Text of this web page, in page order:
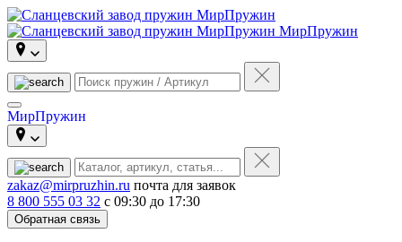
МирПружин
МирПружин
zakaz@mirpruzhin.ru почта для заявок
8 800 555 03 32 с 09:30 до 17:30
Обратная связь